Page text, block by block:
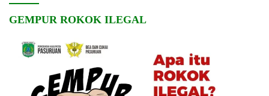
GEMPUR ROKOK ILEGAL